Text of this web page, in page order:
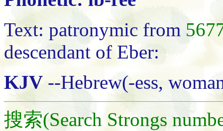
Text: patronymic from
descendant of Eber:
KJV --Hebrew(-ess,
搜索(Search Strongs